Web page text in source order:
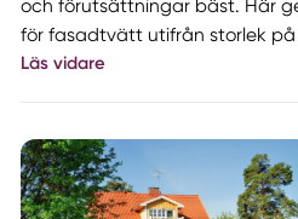
och förutsättningar bäst. Här
för fasadtvätt utifrån storlek
Läs vidare